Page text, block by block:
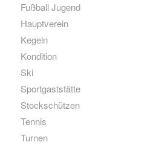
Fußball Jugend
Hauptverein
Kegeln
Kondition
Ski
Sportgaststätte
Stockschützen
Tennis
Turnen